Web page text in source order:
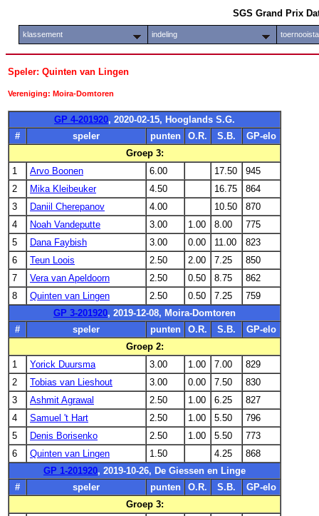
SGS Grand Prix
klassement indeling
Speler: Quinten van Lingen
Vereniging: Moira-Domtoren
GP 4-201920, 2020-02-15, Hooglands S.G.
#
speler punten O.R. S.B.
GP-elo
Groep 3:
1
Arvo Boonen 6.00 17.50
945
2
Mika Kleibeuker 4.50 16.75
864
3
Daniil Cherepanov 4.00 10.50
870
4
Noah Vandeputte 3.00 1.00 8.00
775
5
Dana Faybish 3.00 0.00 11.00
823
6
Teun Loois 2.50 2.00 7.25
850
7
Vera van Apeldoorn 2.50 0.50 8.75
862
8
Quinten van Lingen 2.50 0.50 7.25
759
GP 3-201920, 2019-12-08, Moira-Domtoren
#
speler punten O.R. S.B.
GP-elo
Groep 2:
1
Yorick Duursma 3.00 1.00 7.00
829
2
Tobias van Lieshout 3.00 0.00 7.50
830
3
Ashmit Agrawal 2.50 1.00 6.25
827
4
Samuel 't Hart 2.50 1.00 5.50
796
5
Denis Borisenko 2.50 1.00 5.50
773
6
Quinten van Lingen 1.50 4.25
868
GP 1-201920, 2019-10-26, De Giessen en Linge
#
speler punten O.R. S.B.
GP-elo
Groep 3: